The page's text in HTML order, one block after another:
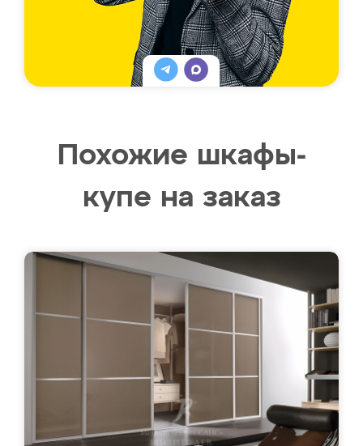
Похожие шкафы-
купе на заказ